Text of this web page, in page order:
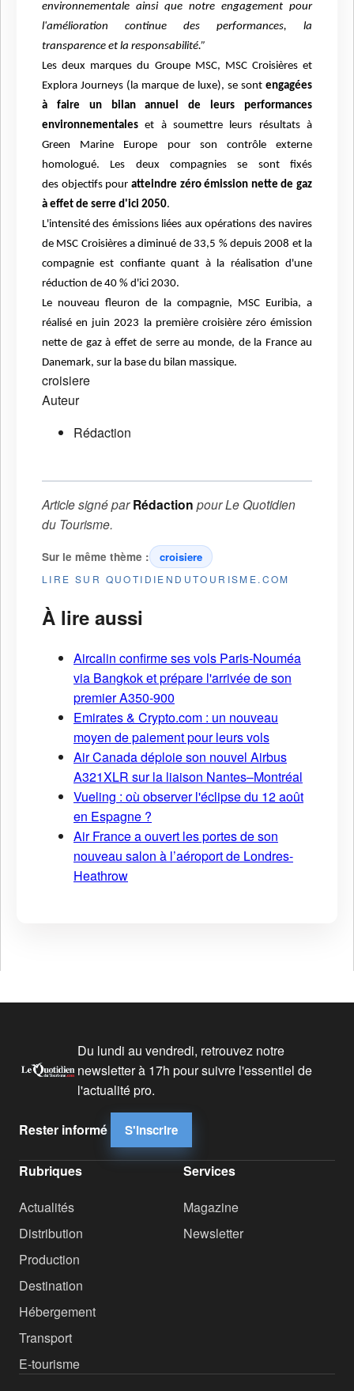
environnementale ainsi que notre engagement pour
l'amélioration continue des performances, la
transparence et la responsabilité.”
Les deux marques du Groupe MSC, MSC Croisières et
Explora Journeys (la marque de luxe), se sont engagées
à faire un bilan annuel de leurs performances
environnementales et à soumettre leurs résultats à
Green Marine Europe pour son contrôle externe
homologué. Les deux compagnies se sont fixés
des objectifs pour atteindre zéro émission nette de gaz
à effet de serre d'ici 2050.
L'intensité des émissions liées aux opérations des navires
de MSC Croisières a diminué de 33,5 % depuis2008 et la
compagnie est confiante quant à la réalisation d'une
réduction de 40 % d'ici 2030.
Le nouveau fleuron de la compagnie, MSC Euribia, a
réalisé en juin 2023 la première croisière zéro émission
nette de gaz à effet de serre au monde, de la France au
Danemark, sur la base du bilan massique.
croisiere
Auteur
Rédaction
Article signé parRédaction pourLe Quotidien
du Tourisme.
Sur le même thème : croisiere
LIRE SUR QUOTIDIENDUTOURISME.COM
À lire aussi
Aircalin confirme ses vols Paris-Nouméa
via Bangkok et prépare l'arrivée de son
premier A350-900
Emirates & Crypto.com : un nouveau
moyen de paiement pour leurs vols
Air Canada déploie son nouvel Airbus
A321XLR sur la liaison Nantes–Montréal
Vueling : où observer l'éclipse du 12 août
en Espagne ?
Air France a ouvert les portes de son
nouveau salon à l’aéroport de Londres-
Heathrow
Du lundi au vendredi, retrouvez notre
newsletter à 17h pour suivre l'essentiel de
l'actualité pro.
Rester informé S'inscrire
Rubriques
Actualités
Distribution
Production
Destination
Hébergement
Transport
E-tourisme
Services
Magazine
Newsletter